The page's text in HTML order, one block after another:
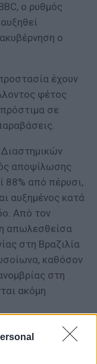
ο ρυθμός
ο
έχουν
φέτος
σε
αποψίλωσης
88% από πέρυσι,
αυξημένος κατά
Από τον
η απωλεσθείσα
στη Βραζιλία
καθόσον
στη
ακόμη